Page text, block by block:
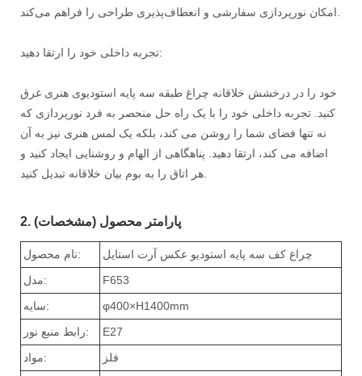
امکان نورپردازی سفارشی و انعطاف‌پذیری طراحی را فراهم می‌کند.
تجربه داخلی خود را ارتقا دهید:
خود را در درخشش خلاقانه چراغ طبقه سه پایه استودیوی هنری غرق
کنید. تجربه داخلی خود را با یک راه حل منحصر به فرد نورپردازی که
نه تنها فضای شما را روشن می کند، بلکه یک لمس هنری نیز به آن
اضافه می کند، ارتقا دهید. پناهگاهی از الهام و روشنایی ایجاد کنید و
هر اتاق را به بوم بیان خلاقانه تبدیل کنید.
2. پارامتر محصول (مشخصات)
نام محصول:
چراغ کف سه پایه استودیو عکس آرت استایل
مدل:
F653
سایه:
φ400×H1400mm
رابط منبع نور:
E27
مواد:
فلز